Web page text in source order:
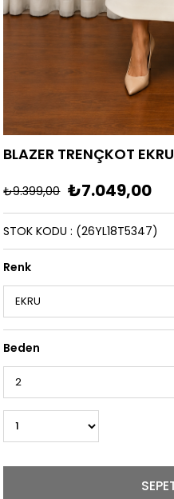
BLAZER TRENÇKOT EKRU
₺9.399,00 ₺7.049,00
(26YL18T5347)
STOK KODU
Renk
Beden